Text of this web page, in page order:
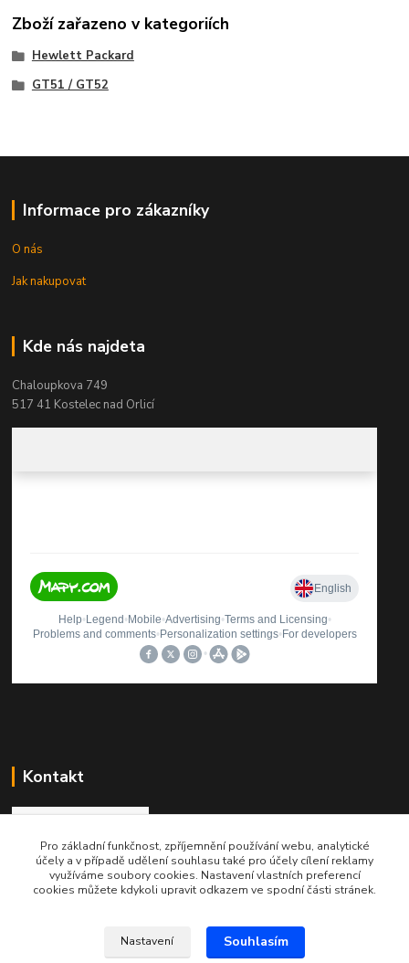
Zboží zařazeno v kategoriích
Hewlett Packard
GT51 / GT52
Informace pro zákazníky
O nás
Jak nakupovat
Kde nás najdeta
Chaloupkova 749
517 41 Kostelec nad Orlicí
Kontakt
Roman Brož
+420 737 174 021
Pro základní funkčnost, zpříjemnění používání webu, analytické
účely a v případě udělení souhlasu také pro účely cílení reklamy
využíváme soubory cookies. Nastavení vlastních preferencí
cookies můžete kdykoli upravit odkazem ve spodní části stránek.
Nastavení Souhlasím